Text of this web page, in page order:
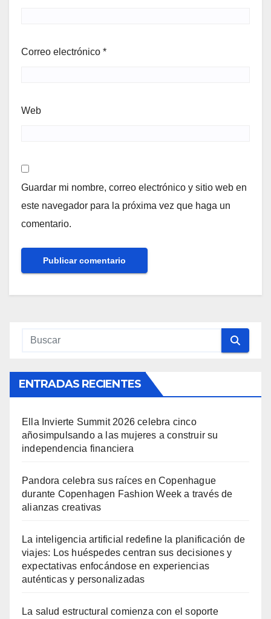
Correo electrónico *
Web
Guardar mi nombre, correo electrónico y sitio web en
este navegador para la próxima vez que haga un
comentario.
ENTRADAS RECIENTES
Ella Invierte Summit 2026 celebra cinco
añosimpulsando a las mujeres a construir su
independencia financiera
Pandora celebra sus raíces en Copenhague
durante Copenhagen Fashion Week a través de
alianzas creativas
La inteligencia artificial redefine la planificación de
viajes: Los huéspedes centran sus decisiones y
expectativas enfocándose en experiencias
auténticas y personalizadas
La salud estructural comienza con el soporte